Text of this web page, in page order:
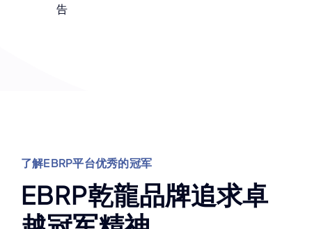
告
了解EBRP平台优秀的冠军
EBRP乾龍品牌追求卓